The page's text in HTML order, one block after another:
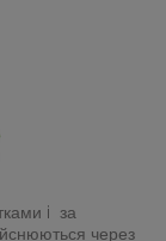
i за
через